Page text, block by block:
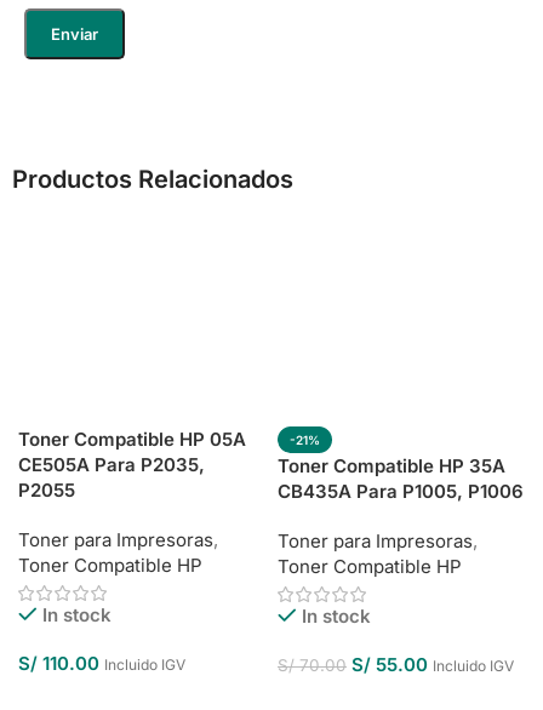
Productos Relacionados
Toner Compatible HP 05A
CE505A Para P2035,
P2055
Toner para Impresoras,
Toner Compatible HP
In stock
S/ 110.00 Incluido IGV
-21%
Toner Compatible HP 35A
CB435A Para P1005, P1006
Toner para Impresoras,
Toner Compatible HP
In stock
S/70.00 S/ 55.00 Incluido IGV